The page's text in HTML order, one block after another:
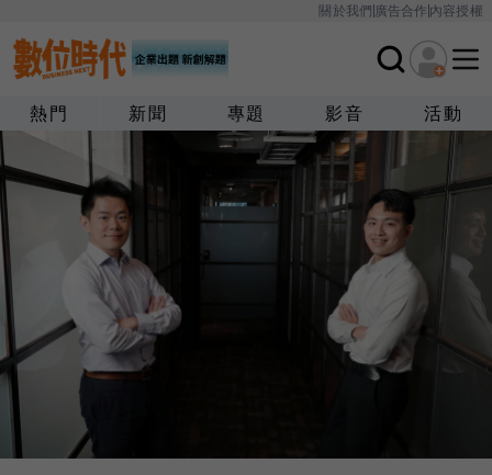
關於我們廣告合作內容授權
熱門 新聞 專題 影音 活動